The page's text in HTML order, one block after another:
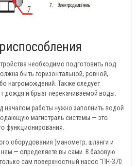
необходимо подготовить под
быть горизонтальной, ровной,
нагромождений. Также следует
дождя и брызг перекачиваемой воды.
началом работы нужно заполнить водой
магистраль системы — это
функционирования.
оборудования (манометр, шланги и
— определяете вы сами. В базовую
сам поверхностный насос "ПН-370